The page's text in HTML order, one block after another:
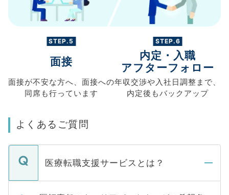
STEP.5
面接
面接が不安な方へ、 面接への
同席も行っています
STEP.6
内定・入職
アフターフォロー
年収交渉や入社日調整まで、
内定後もバックアップ
よくあるご質問
医療転職支援サービスとは？